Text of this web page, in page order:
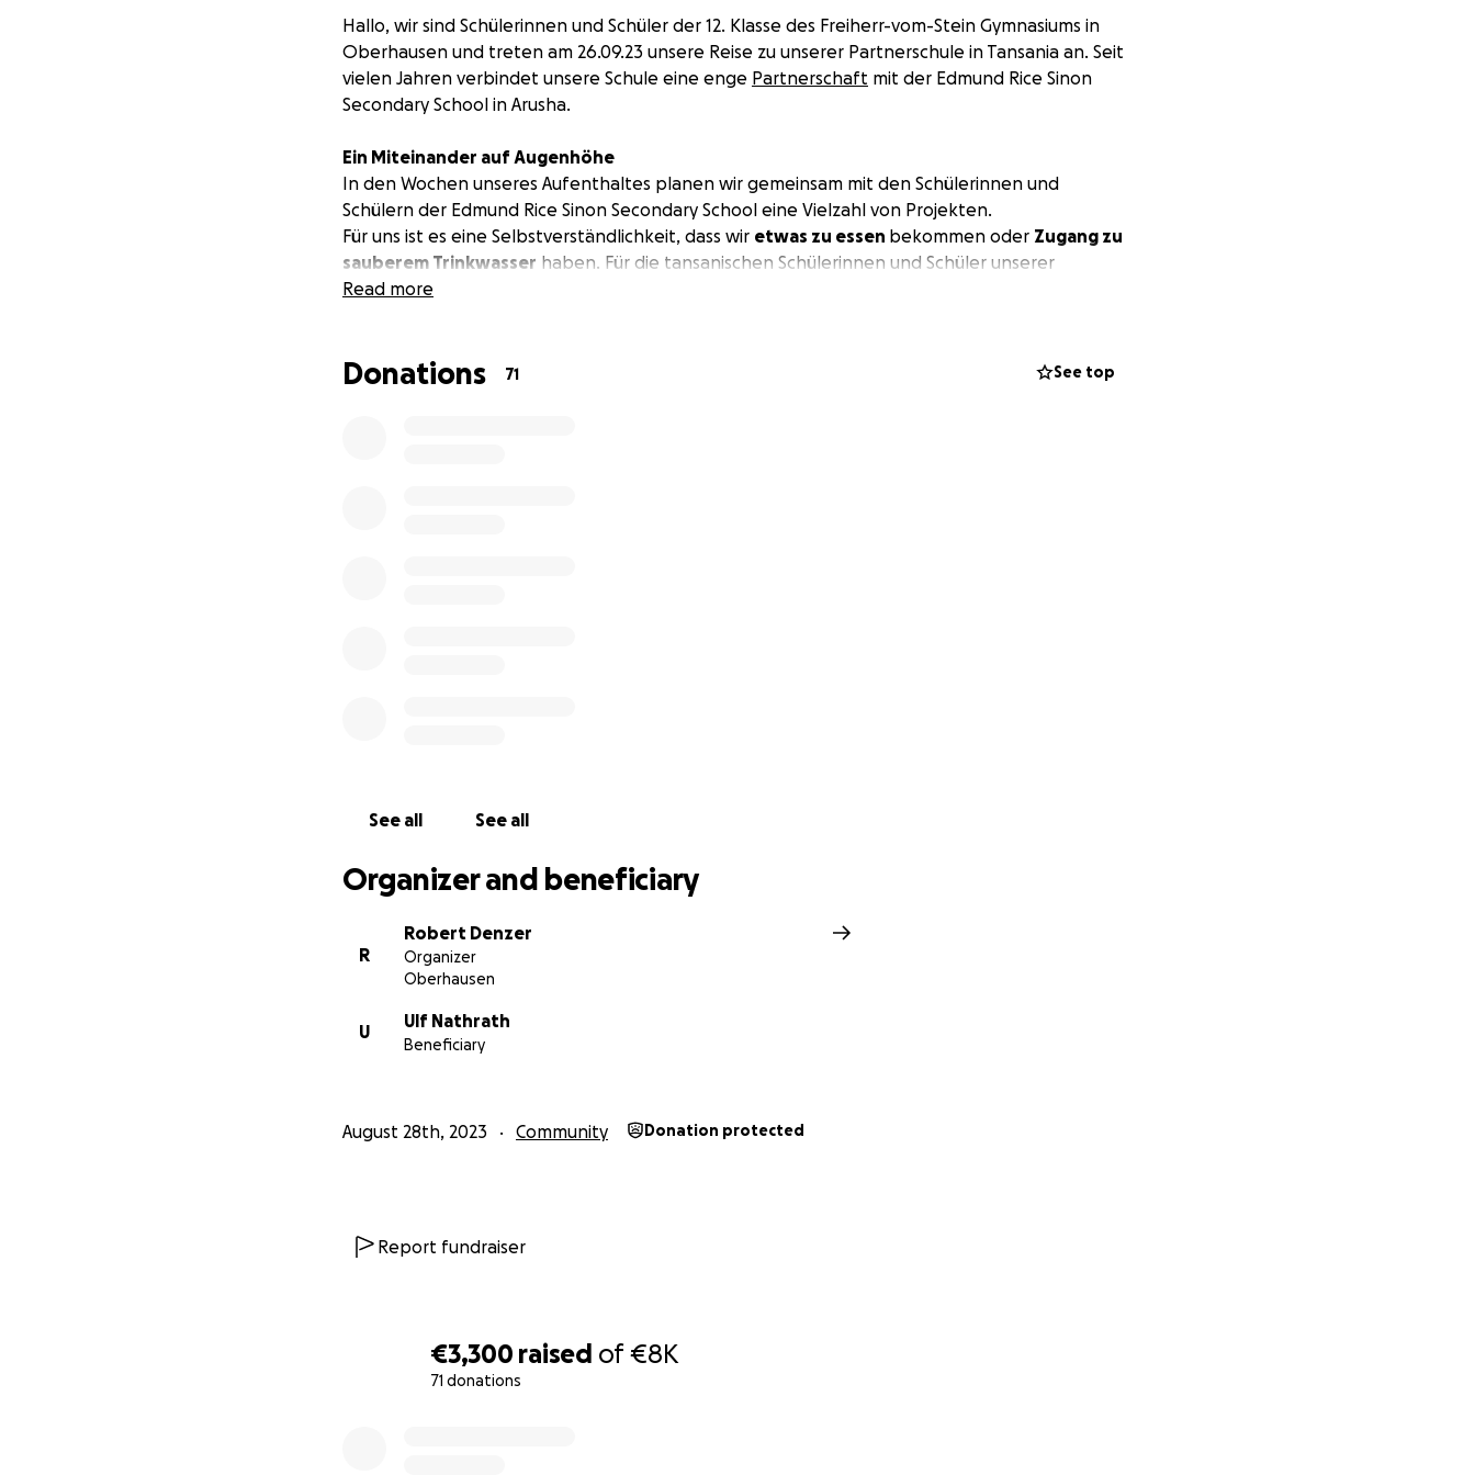
€3,300 raised of€8K
71 donations
Hallo, wir sind Schülerinnen und Schüler der 12. Klasse des Freiherr-vom-Stein Gymnasiums in
Oberhausen und treten am 26.09.23 unsere Reise zu unserer Partnerschule in Tansania an. Seit
vielen Jahren verbindet unsere Schule eine enge Partnerschaft mit der Edmund Rice Sinon
Secondary School in Arusha.
Ein Miteinander auf Augenhöhe
In den Wochen unseres Aufenthaltes planen wir gemeinsam mit den Schülerinnen und
Schülern der Edmund Rice Sinon Secondary School eine Vielzahl von Projekten.
Für uns ist es eine Selbstverständlichkeit, dass wir etwas zu essen bekommen oder Zugang zu
sauberem Trinkwasser haben. Für die tansanischen Schülerinnen und Schüler unserer
Projektgruppe ist dies jedoch
Spendengelder, die wir nicht vollständig ausgeben, werden für weitere Projekte zur
Read more
Donations 71 See top
See all See all
Organizer and beneficiary
R
Robert Denzer
Organizer
Oberhausen
U
Ulf Nathrath
Beneficiary
August 28th, 2023 Community Donation protected
Report fundraiser